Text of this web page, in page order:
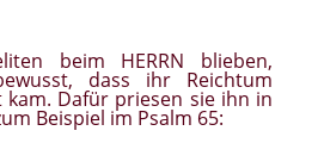
beim HERRN blieben,
dass ihr Reichtum
Dafür priesen sie ihn in
Beispiel im Psalm 65: